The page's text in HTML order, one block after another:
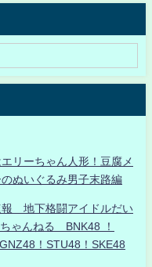
リーちゃん人形！豆腐メ
ぬいぐるみ男子末路編
地下格闘アイドルだい
ゃんねる BNK48 ！
！STU48！SKE48